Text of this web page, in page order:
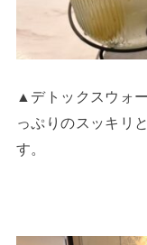
▲デトックスウォ
っぷりのスッキリ
す。